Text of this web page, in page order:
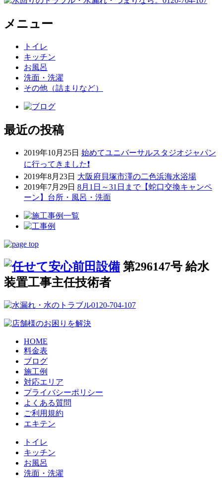
メニュー
トイレ
キッチン
お風呂
洗面・洗濯
その他（詰まりなど）
最近の投稿
2019年10月25日 始めてユニバーサルスタジオジャパン
に行ってきました❗
2019年8月23日 大阪府貝塚市澤の二色浜海水浴場
2019年7月29日 8月1日～31日まで【蛇口交換キャンペ
ーン】台所・風呂・洗面
第296147号 給水
装置工事主任技術者
HOME
料金表
ブログ
施工例
対応エリア
プライバシーポリシー
よくある質問
ご利用規約
エキテン
トイレ
キッチン
お風呂
洗面・洗濯